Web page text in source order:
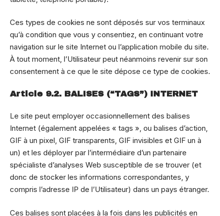
Ces types de cookies ne sont déposés sur vos terminaux
qu’à condition que vous y consentiez, en continuant votre
navigation sur le site Internet ou l’application mobile du site.
À tout moment, l’Utilisateur peut néanmoins revenir sur son
consentement à ce que le site dépose ce type de cookies.
Article 9.2. BALISES (“TAGS”) INTERNET
Le site peut employer occasionnellement des balises
Internet (également appelées « tags », ou balises d’action,
GIF à un pixel, GIF transparents, GIF invisibles et GIF un à
un) et les déployer par l’intermédiaire d’un partenaire
spécialiste d’analyses Web susceptible de se trouver (et
donc de stocker les informations correspondantes, y
compris l’adresse IP de l’Utilisateur) dans un pays étranger.
Ces balises sont placées à la fois dans les publicités en